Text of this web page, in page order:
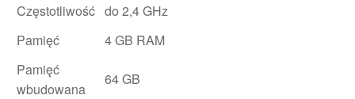
Częstotliwość do 2,4 GHz
Pamięć
4 GB RAM
Pamięć
wbudowana
64 GB